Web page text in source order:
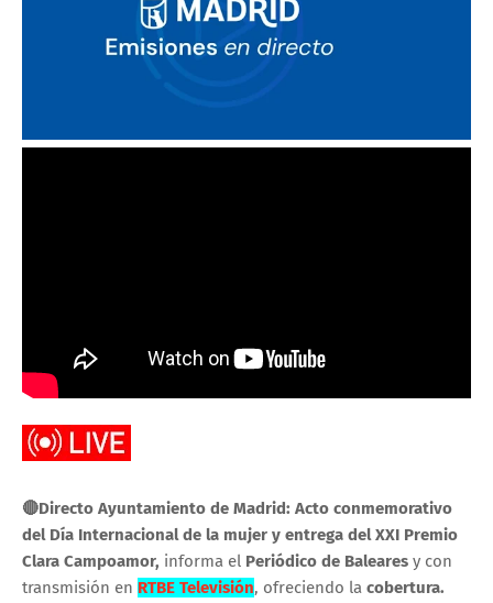
🔴Directo Ayuntamiento de Madrid: Acto conmemorativo
del Día Internacional de la mujer y entrega del XXI Premio
Clara Campoamor, informa el Periódico de Baleares y con
transmisión en RTBE Televisión, ofreciendo la cobertura.